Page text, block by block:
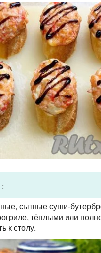
сытные суши-
тёплыми или
к столу.